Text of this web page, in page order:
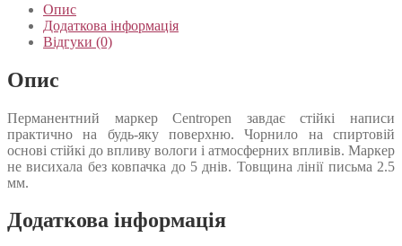
Опис
Додаткова інформація
Відгуки (0)
Опис
Перманентний маркер Centropen завдає стійкі написи
практично на будь-яку поверхню. Чорнило на спиртовій
основі стійкі до впливу вологи і атмосферних впливів. Маркер
не висихала без ковпачка до 5 днів. Товщина лінії письма 2.5
мм.
Додаткова інформація